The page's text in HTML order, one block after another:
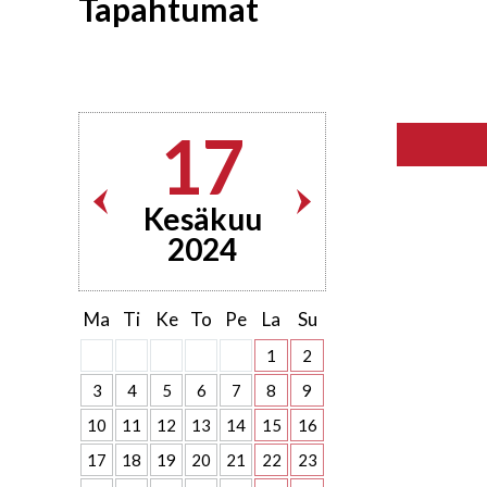
Tapahtumat
17
Kesäkuu
2024
Ma Ti Ke To Pe La Su
1
2
3
4 5 6 7 8
9
10
11 12 13 14 15
16
17
18 19 20 21 22
23